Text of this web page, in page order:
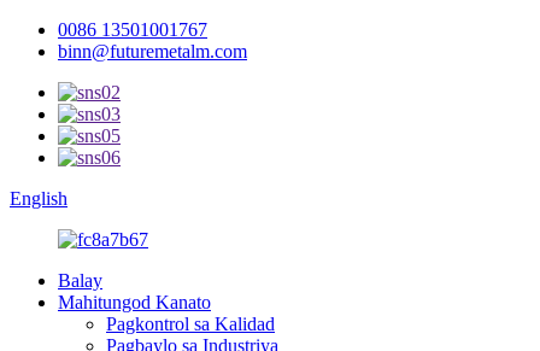
0086 13501001767
binn@futuremetalm.com
English
Balay
Mahitungod Kanato
Pagkontrol sa Kalidad
Pagbaylo sa Industriya